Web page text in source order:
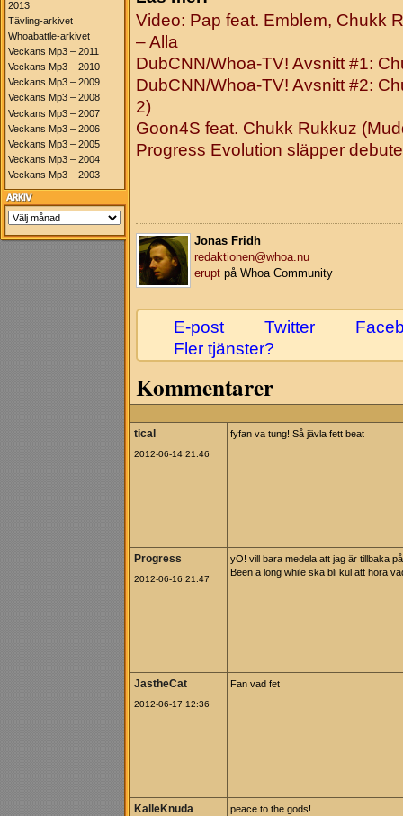
2013
Tävling-arkivet
Whoabattle-arkivet
Veckans Mp3 – 2011
Veckans Mp3 – 2010
Veckans Mp3 – 2009
Veckans Mp3 – 2008
Veckans Mp3 – 2007
Veckans Mp3 – 2006
Veckans Mp3 – 2005
Veckans Mp3 – 2004
Veckans Mp3 – 2003
Video: Pap feat. Emblem, Chukk
– Alla
DubCNN/Whoa-TV! Avsnitt #1:
DubCNN/Whoa-TV! Avsnitt #2:
2)
Goon4S feat. Chukk Rukkuz
Progress Evolution släpper
Jonas Fridh
redaktionen@whoa.nu
erupt på Whoa Community
E-post Twitter
Fler tjänster?
Kommentarer
tical
2012-06-14 21:46
fyfan va tung! Så jävla fett beat
Progress
2012-06-16 21:47
yO! vill bara medela att jag är tillbaka
Been a long while ska bli kul att höra
JastheCat
2012-06-17 12:36
Fan vad fet
KalleKnuda peace to the gods!